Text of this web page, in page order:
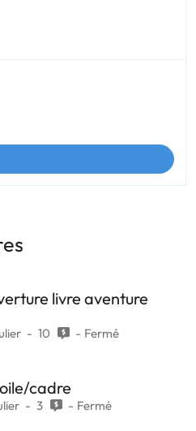
livre aventure
10 Fermé
cadre
3 Fermé